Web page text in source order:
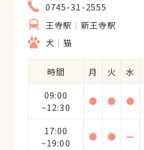
0745-31-2555
王寺駅
新王寺駅
犬
猫
時間 月 火 水
09:00
~12:30
● ● ●
17:00
~19:00
● ● ー